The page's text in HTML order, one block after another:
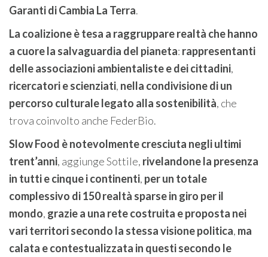
Garanti di Cambia La Terra.
La coalizione è tesa a raggruppare realtà che hanno
a cuore la salvaguardia del pianeta: rappresentanti
delle associazioni ambientaliste e dei cittadini,
ricercatori e scienziati, nella condivisione di un
percorso culturale legato alla sostenibilità, che
trova coinvolto anche FederBio.
Slow Food è notevolmente cresciuta negli ultimi
trent’anni, aggiunge Sottile, rivelandone la presenza
in tutti e cinque i continenti, per un totale
complessivo di 150 realtà sparse in giro per il
mondo, grazie a una rete costruita e proposta nei
vari territori secondo la stessa visione politica, ma
calata e contestualizzata in questi secondo le